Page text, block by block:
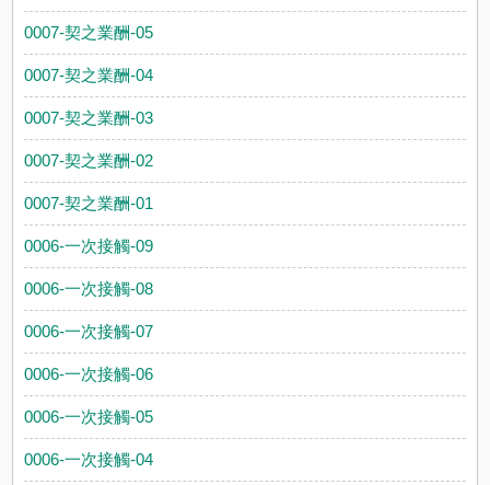
0007-契之業酬-05
0007-契之業酬-04
0007-契之業酬-03
0007-契之業酬-02
0007-契之業酬-01
0006-一次接觸-09
0006-一次接觸-08
0006-一次接觸-07
0006-一次接觸-06
0006-一次接觸-05
0006-一次接觸-04